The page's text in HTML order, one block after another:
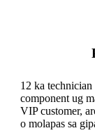
12 ka
component ug
VIP customer,
o molapas sa